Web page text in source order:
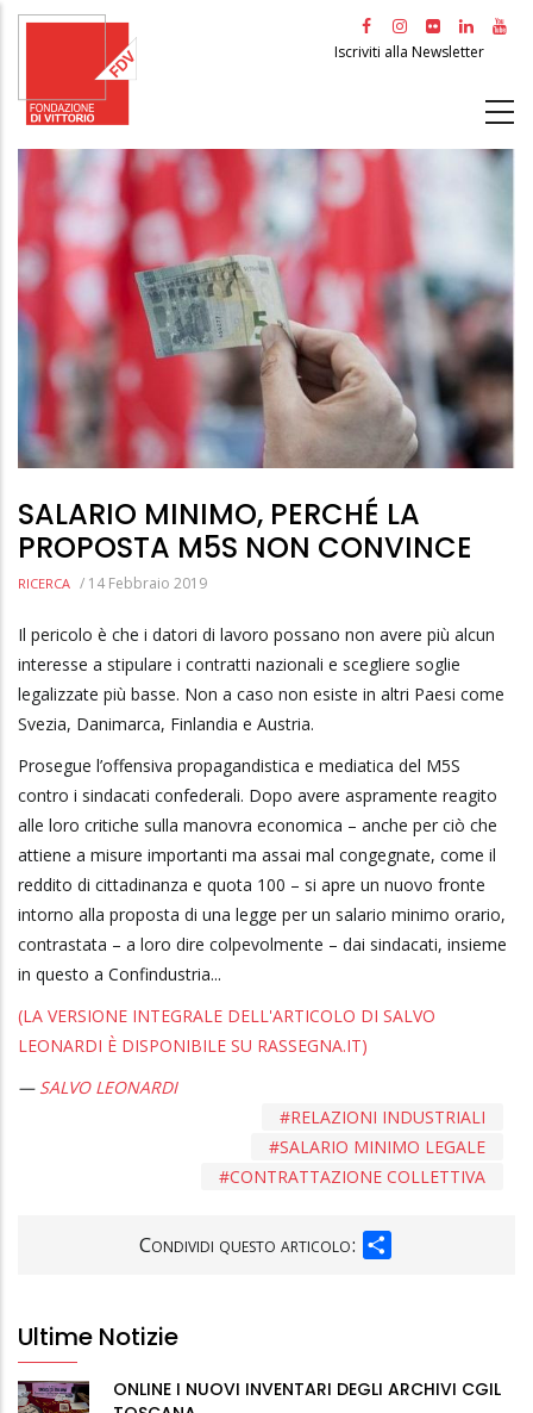
Salta
principale
Iscriviti alla Newsletter
SALARIO MINIMO, PERCHÉ LA
PROPOSTA M5S NON CONVINCE
RICERCA / 14 Febbraio 2019
Il pericolo è che i datori di lavoro possano non avere più alcun
interesse a stipulare i contratti nazionali e scegliere soglie
legalizzate più basse. Non a caso non esiste in altri Paesi come
Svezia, Danimarca, Finlandia e Austria.
Prosegue l’offensiva propagandistica e mediatica del M5S
contro i sindacati confederali. Dopo avere aspramente reagito
alle loro critiche sulla manovra economica – anche per ciò che
attiene a misure importanti ma assai mal congegnate, come il
reddito di cittadinanza e quota 100 – si apre un nuovo fronte
intorno alla proposta di una legge per un salario minimo orario,
contrastata – a loro dire colpevolmente – dai sindacati, insieme
in questo a Confindustria...
(LA VERSIONE INTEGRALE DELL'ARTICOLO DI SALVO
LEONARDI È DISPONIBILE SU RASSEGNA.IT)
SALVO LEONARDI
RELAZIONI INDUSTRIALI
SALARIO MINIMO LEGALE
CONTRATTAZIONE COLLETTIVA
Condividi questo articolo:
Ultime Notizie
ONLINE I NUOVI INVENTARI DEGLI ARCHIVI CGIL